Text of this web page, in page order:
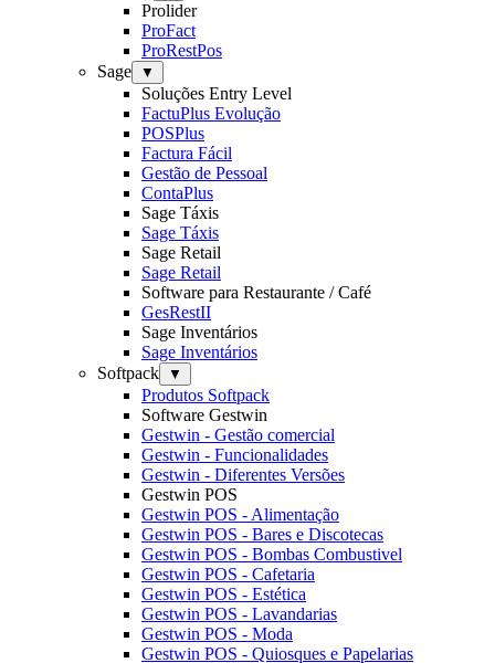
Prolider
ProFact
ProRestPos
Sage
▼
Soluções Entry Level
FactuPlus Evolução
POSPlus
Factura Fácil
Gestão de Pessoal
ContaPlus
Sage Táxis
Sage Táxis
Sage Retail
Sage Retail
Software para Restaurante / Café
GesRestII
Sage Inventários
Sage Inventários
Softpack
▼
Produtos Softpack
Software Gestwin
Gestwin - Gestão comercial
Gestwin - Funcionalidades
Gestwin - Diferentes Versões
Gestwin POS
Gestwin POS - Alimentação
Gestwin POS - Bares e Discotecas
Gestwin POS - Bombas Combustivel
Gestwin POS - Cafetaria
Gestwin POS - Estética
Gestwin POS - Lavandarias
Gestwin POS - Moda
Gestwin POS - Quiosques e Papelarias